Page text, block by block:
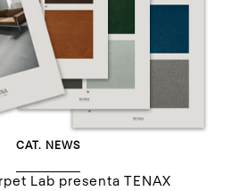
CAT. NEWS
Lab presenta TENAX